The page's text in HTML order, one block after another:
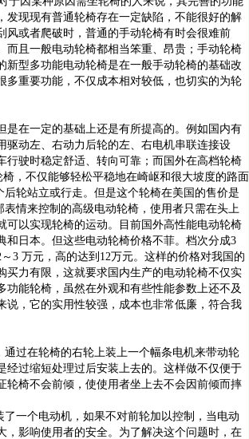
发现现有普通轮椅存在一定缺陷，不能很好的解
风或者爬破时，普通的手动轮椅有时会很难前
而且一般电动轮椅都相当笨重、昂贵；手动轮椅
新型多功能电动轮椅是在一般手动轮椅的基础改
多重要功能，不仅成本相对较低，也切实的为轮
是在一定的基础上还是有所提高的。例如国内有
驱动左、右动力后轮的左、右电机串联连接设
行驶时稳定舒适、转向可靠；而国外在高档轮椅
，不仅能够轻松平稳地在崎岖和很大坡度的路面
轮站立或行走。但是这个轮椅在美国的售价是
情来控制的高级电动轮椅，使用者只需在头上
可以实现轮椅的运动。目前国外高性能电动轮椅
日本。但这些电动轮椅价格不菲。档次分成3
3 万元，高的达到12万元。这样的价格对我国的
买力有限，这就要求国内生产的电动轮椅不仅实
能轮椅，虽然在外观和有些性能参数上还不及
说，它的实用性较强，成本也非常低廉，符合我
通过在轮椅的右轮上装上一个幅条电机来带动轮
经过缩短处理过后安装上去的。这样做不仅便于
轮椅不会前倾，使使用者坐上去不会因前倾而摔
一个电动机，如果不对前轮加以控制，当电动
，影响使用者的安全。为了解决这个问题时，在